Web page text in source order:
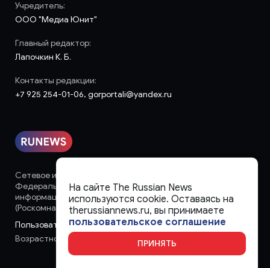
Сетевое издание «runews» (18+) зарегистрировано в
Федеральной службе по надзору в сфере связи,
информационных технологий и массовых коммуникаций
(Роскомнадзор)
Пользовательское соглашение
Возрастное ограничение:
Учредитель:
ООО "Медиа Юнит"
Главный редактор:
Лапочкин К. Б.
Контакты редакции:
+7 925 254-01-06, gorportali@yandex.ru
На сайте The Russian News
используются cookie. Оставаясь на
therussiannews.ru, вы принимаете
пользовательское соглашение
ПРИНЯТЬ